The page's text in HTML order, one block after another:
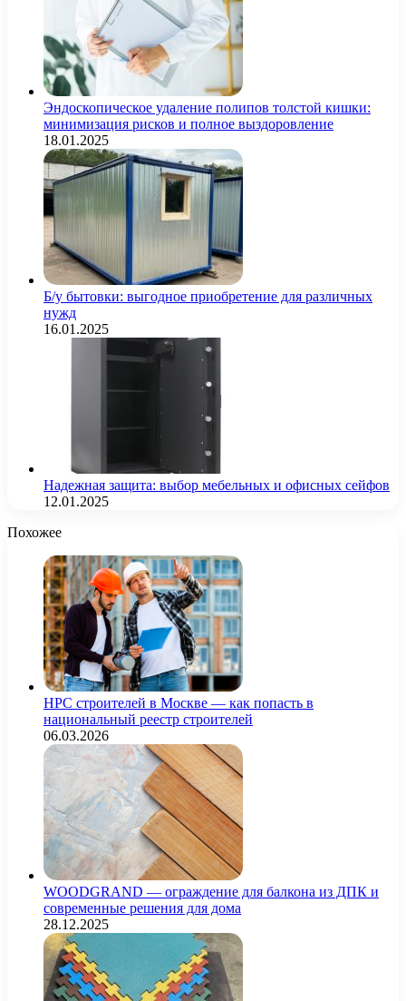
Эндоскопическое удаление полипов толстой кишки:
минимизация рисков и полное выздоровление
18.01.2025
Б/у бытовки: выгодное приобретение для различных
нужд
16.01.2025
Надежная защита: выбор мебельных и офисных сейфов
12.01.2025
Похожее
НРС строителей в Москве — как попасть в
национальный реестр строителей
06.03.2026
WOODGRAND — ограждение для балкона из ДПК и
современные решения для дома
28.12.2025